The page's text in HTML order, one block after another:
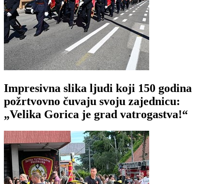
Impresivna slika ljudi koji 150 godina
požrtvovno čuvaju svoju zajednicu:
„Velika Gorica je grad vatrogastva!“